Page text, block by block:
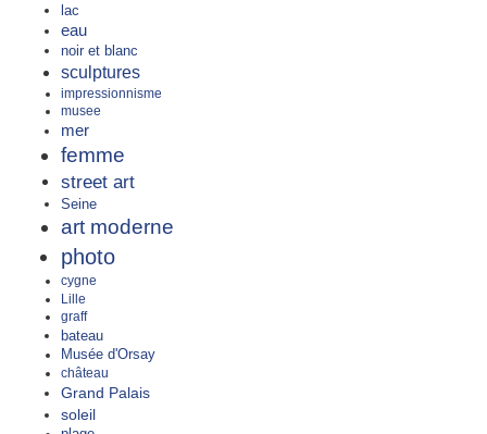
lac
eau
noir et blanc
sculptures
impressionnisme
musee
mer
femme
street art
Seine
art moderne
photo
cygne
Lille
graff
bateau
Musée d'Orsay
château
Grand Palais
soleil